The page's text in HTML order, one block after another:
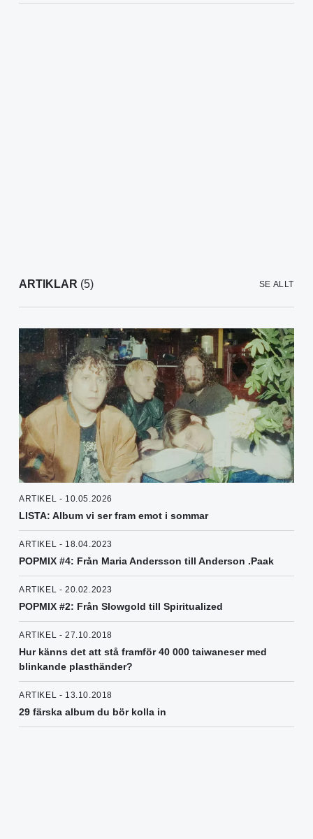
ARTIKLAR (5) SE ALLT
ARTIKEL - 10.05.2026
LISTA: Album vi ser fram emot i sommar
ARTIKEL - 18.04.2023
POPMIX #4: Från Maria Andersson till Anderson .Paak
ARTIKEL - 20.02.2023
POPMIX #2: Från Slowgold till Spiritualized
ARTIKEL - 27.10.2018
Hur känns det att stå framför 40 000 taiwaneser med
blinkande plasthänder?
ARTIKEL - 13.10.2018
29 färska album du bör kolla in